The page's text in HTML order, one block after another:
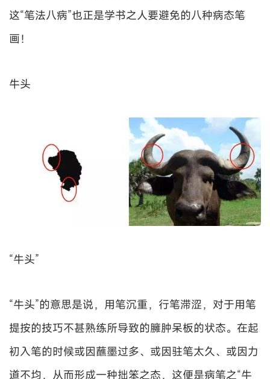
这“笔法八病”也正是学书之人要避免的八种病态笔
画！
牛头
“牛头”
“牛头”的意思是说，用笔沉重，行笔滞涩，对于用笔
提按的技巧不甚熟练所导致的臃肿呆板的状态。在起
初入笔的时候或因蘸墨过多、或因驻笔太久、或因力
道不均，从而形成一种拙笨之态，这便是病笔之“牛